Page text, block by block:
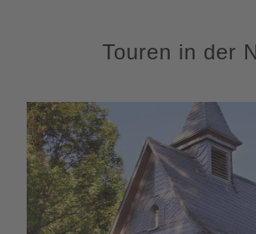
Touren in der